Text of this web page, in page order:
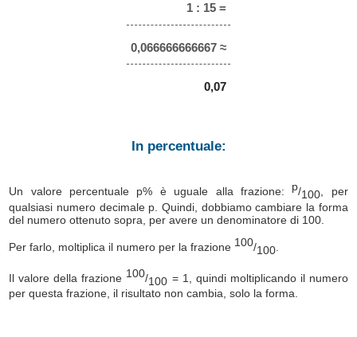
1 : 15 =
0,066666666667 ≈
0,07
In percentuale:
Un valore percentuale p% è uguale alla frazione: p/100 , per
qualsiasi numero decimale p. Quindi, dobbiamo cambiare la forma
del numero ottenuto sopra, per avere un denominatore di 100.
Per farlo, moltiplica il numero per la frazione 100/100
Il valore della frazione 100/100 = 1, quindi moltiplicando il numero
per questa frazione, il risultato non cambia, solo la forma.